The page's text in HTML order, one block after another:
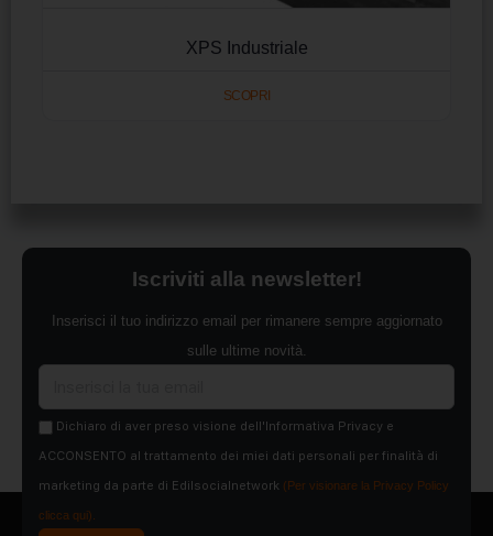
XPS Industriale
SCOPRI
Iscriviti alla newsletter!
Inserisci il tuo indirizzo email per rimanere sempre aggiornato
sulle ultime novità.
Dichiaro di aver preso visione dell'Informativa Privacy e
ACCONSENTO al trattamento dei miei dati personali per finalità di
marketing da parte di Edilsocialnetwork (Per visionare la Privacy Policy
clicca qui).